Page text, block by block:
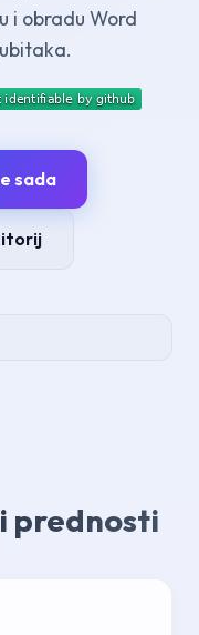
i obradu Word
sada
prednosti